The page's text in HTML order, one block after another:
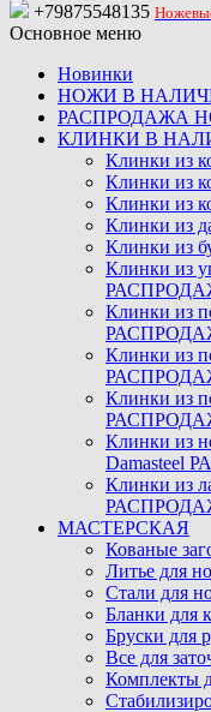
+79875548135
Основное меню
Новинки
НОЖИ В
РАСПРОДАЖА
КЛИНКИ В
Клинки из
Клинки из
Клинки из
Клинки из
Клинки из
Клинки из
Клинки из
Клинки из
Клинки из
Клинки из
Damasteel
Клинки из
МАСТЕРСКАЯ
Кованые
Литье для
Стали для
Бланки для
Бруски для
Все для
Комплекты